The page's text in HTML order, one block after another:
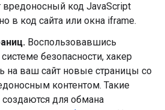
вредоносный код JavaScript
в код сайта или окна iframe.
Воспользовавшись
безопасности, хакер
на ваш сайт новые страницы со
контентом. Такие
создаются для обмана